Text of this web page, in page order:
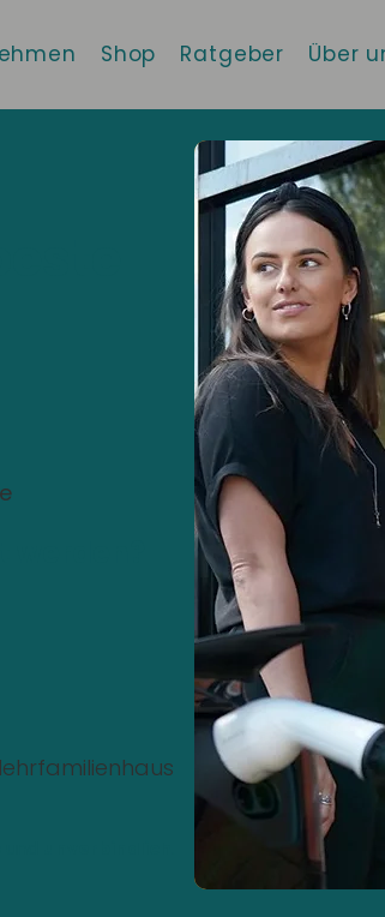
Shop Ratgeber Über